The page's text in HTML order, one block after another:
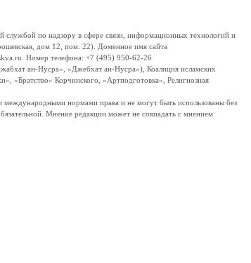
по надзору в сфере связи, информационных технологий и
дом 12, пом. 22). Доменное имя сайта
Номер телефона: +7 (495) 950-62-26
ан-Нусра», «Джебхат ан-Нусра»), Коалиция исламских
Корчинского, «Артподготовка», Религиозная
международными нормами права и не могут быть использованы без
Мнение редакции может не совпадать с мнением